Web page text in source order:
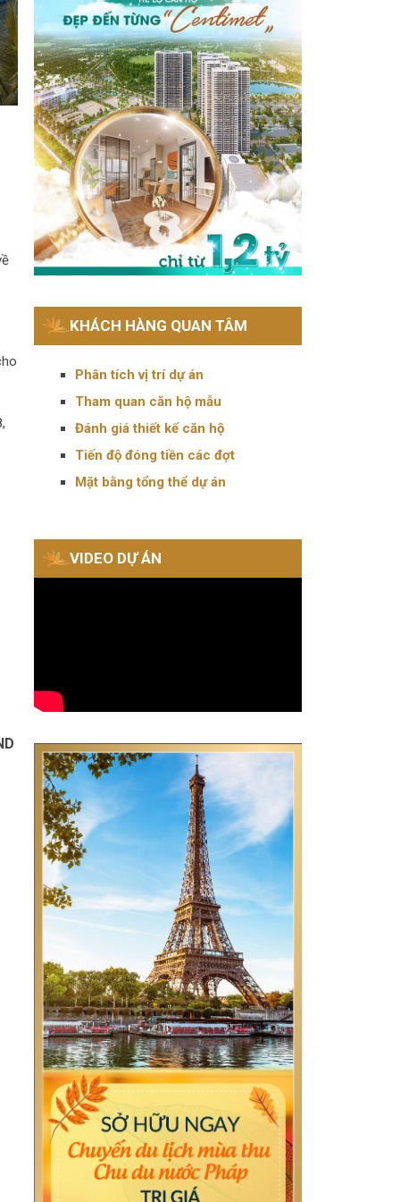
KHÁCH HÀNG QUAN TÂM
Phân tích vị trí dự án
Tham quan căn hộ mẫu
Đánh giá thiết kế căn hộ
Tiến độ đóng tiền các đợt
Mặt bằng tổng thể dự án
VIDEO DỰ ÁN